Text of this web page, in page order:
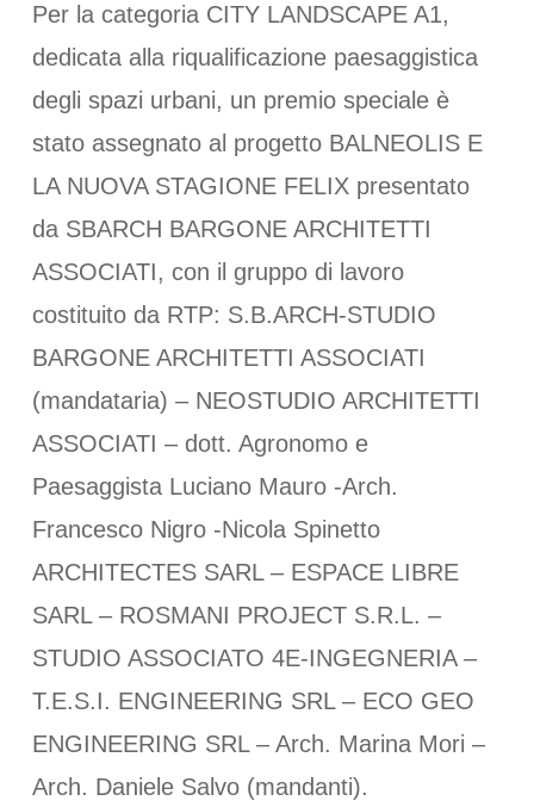
Per la categoria CITY LANDSCAPE A1,
dedicata alla riqualificazione paesaggistica
degli spazi urbani, un premio speciale è
stato assegnato al progetto BALNEOLIS E
LA NUOVA STAGIONE FELIX presentato
da SBARCH BARGONE ARCHITETTI
ASSOCIATI, con il gruppo di lavoro
costituito da RTP: S.B.ARCH-STUDIO
BARGONE ARCHITETTI ASSOCIATI
(mandataria) – NEOSTUDIO ARCHITETTI
ASSOCIATI – dott. Agronomo e
Paesaggista Luciano Mauro -Arch.
Francesco Nigro -Nicola Spinetto
ARCHITECTES SARL – ESPACE LIBRE
SARL – ROSMANI PROJECT S.R.L. –
STUDIO ASSOCIATO 4E-INGEGNERIA –
T.E.S.I. ENGINEERING SRL – ECO GEO
ENGINEERING SRL – Arch. Marina Mori –
Arch. Daniele Salvo (mandanti).